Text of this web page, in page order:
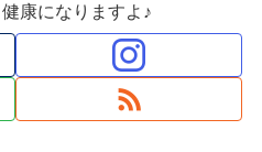
康になりますよ♪